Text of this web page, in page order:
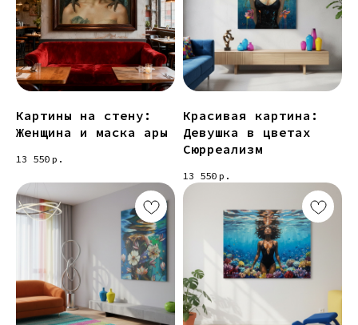
Картины на стену:
Женщина и маска ары
13 550 р.
Красивая картина:
Девушка в цветах
Сюрреализм
13 550 р.